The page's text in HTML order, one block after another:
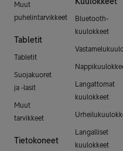
Muut
puhelintarvikkeet
Tabletit
Tabletit
Suojakuoret
ja -lasit
Muut
tarvikkeet
Tietokoneet
Bluetooth-
kuulokkeet
Langattomat
kuulokkeet
Langalliset
kuulokkeet